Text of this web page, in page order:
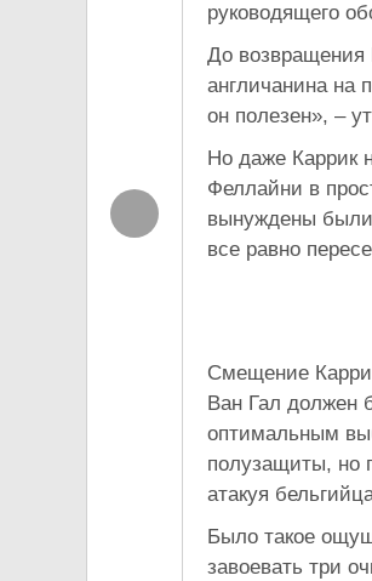
руководящего
До возвращения
англичанина на
он полезен», –
Но даже Каррик
Феллайни в
вынуждены были
все равно
Смещение
Ван Гал должен
оптимальным
полузащиты, но
атакуя
Было такое
завоевать три